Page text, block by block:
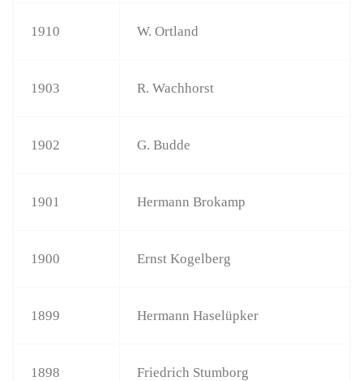
1910 W. Ortland
1903 R. Wachhorst
1902 G. Budde
1901 Hermann Brokamp
1900 Ernst Kogelberg
1899 Hermann Haselüpker
1898 Friedrich Stumborg